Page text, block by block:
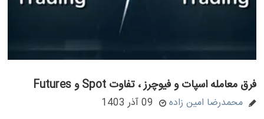
فرق معامله اسپات و فیوچرز ، تفاوت Spot و Futures
محمدرضا امین زاده 09 آذر 1403